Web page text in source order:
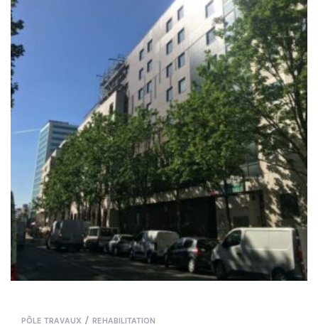
PÔLE TRAVAUX / REHABILITATION